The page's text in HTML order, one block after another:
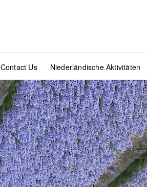
Contact Us Niederländische Aktivitäten